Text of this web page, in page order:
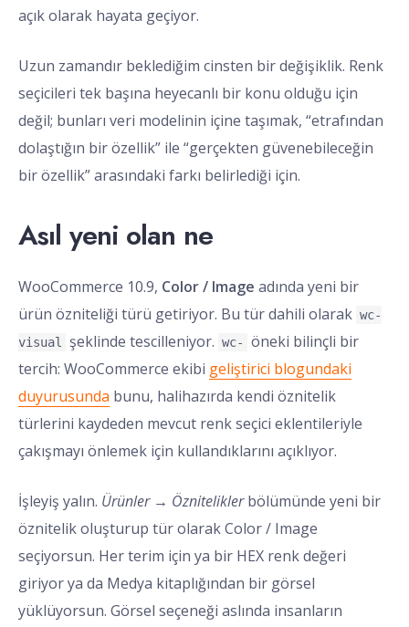
açık olarak hayata geçiyor.
Uzun zamandır beklediğim cinsten bir değişiklik. Renk
seçicileri tek başına heyecanlı bir konu olduğu için
değil; bunları veri modelinin içine taşımak, “etrafından
dolaştığın bir özellik” ile “gerçekten güvenebileceğin
bir özellik” arasındaki farkı belirlediği için.
Asıl yeni olan ne
WooCommerce 10.9, Color / Image adında yeni bir
ürün özniteliği türü getiriyor. Bu tür dahili olarak wc-
visual
şeklinde tescilleniyor. wc-
öneki bilinçli bir
tercih: WooCommerce ekibi geliştirici blogundaki
duyurusunda bunu, halihazırda kendi öznitelik
türlerini kaydeden mevcut renk seçici eklentileriyle
çakışmayı önlemek için kullandıklarını açıklıyor.
İşleyiş yalın. Ürünler → Özniteliklerbölümünde yeni bir
öznitelik oluşturup tür olarak Color / Image
seçiyorsun. Her terim için ya bir HEX renk değeri
giriyor ya da Medya kitaplığından bir görsel
yüklüyorsun. Görsel seçeneği aslında insanların